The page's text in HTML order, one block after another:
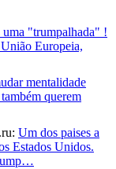
uma "trumpalhada" !
Europeia,
mentalidade
querem
Um dos paises a
Estados Unidos.